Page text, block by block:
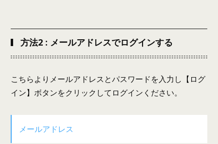
方法2 : メールアドレスでログインする
こちらよりメールアドレスとパスワードを入力し【ログ
イン】ボタンをクリックしてログインください。
メールアドレス